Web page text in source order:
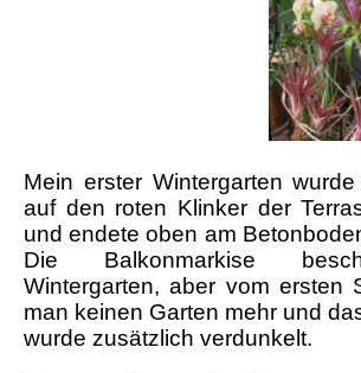
Mein erster Wintergarten
auf den roten Klinker der
und endete oben am
Die Balkonmarkise
Wintergarten, aber vom ersten
man keinen Garten mehr und
wurde zusätzlich verdunkelt.